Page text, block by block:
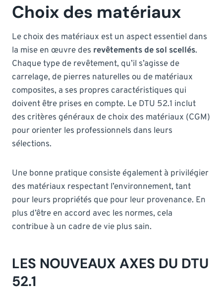
Choix des matériaux
Le choix des matériaux est un aspect essentiel dans
la mise en œuvre des revêtements de sol scellés.
Chaque type de revêtement, qu’il s’agisse de
carrelage, de pierres naturelles ou de matériaux
composites, a ses propres caractéristiques qui
doivent être prises en compte. Le DTU 52.1 inclut
des critères généraux de choix des matériaux (CGM)
pour orienter les professionnels dans leurs
sélections.
Une bonne pratique consiste également à privilégier
des matériaux respectant l’environnement, tant
pour leurs propriétés que pour leur provenance. En
plus d’être en accord avec les normes, cela
contribue à un cadre de vie plus sain.
LES NOUVEAUX AXES DU DTU
52.1